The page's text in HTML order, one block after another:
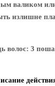
валиком
излишне